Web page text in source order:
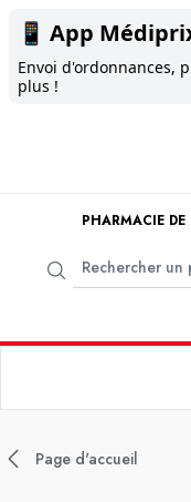
📱 App
Envoi d'ordonnances,
plus !
PHARMACIE DE
Page d'accueil